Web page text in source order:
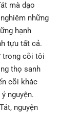
mà dạo
những
hạnh
tựu tất cả.
trong cõi tôi
thọ sanh
cõi khác
nguyện.
nguyện